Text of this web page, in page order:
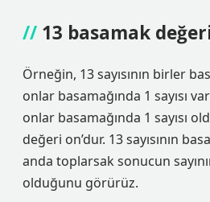
13 basamak
Örneğin, 13 sayısının birler
onlar basamağında 1 sayısı
onlar basamağında 1 sayısı
değeri on’dur. 13 sayısının
anda toplarsak sonucun
olduğunu görürüz.